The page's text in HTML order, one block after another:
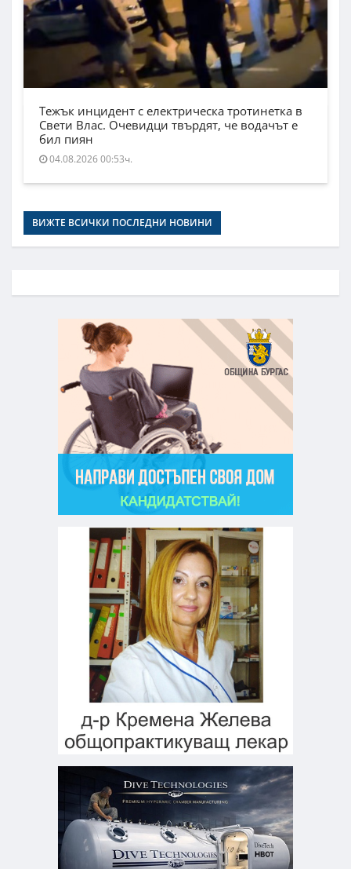
Тежък инцидент с електрическа тротинетка в
Свети Влас. Очевидци твърдят, че водачът е
бил пиян
04.08.2026 00:53ч.
ВИЖТЕ ВСИЧКИ ПОСЛЕДНИ НОВИНИ